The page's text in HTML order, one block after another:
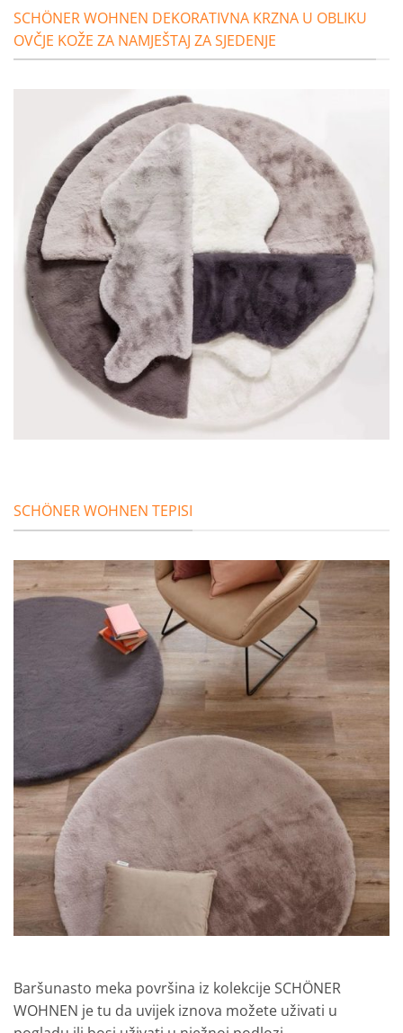
SCHÖNER WOHNEN DEKORATIVNA KRZNA U OBLIKU
OVČJE KOŽE ZA NAMJEŠTAJ ZA SJEDENJE
SCHÖNER WOHNEN TEPISI
Baršunasto meka površina iz kolekcije SCHÖNER
WOHNEN je tu da uvijek iznova možete uživati u